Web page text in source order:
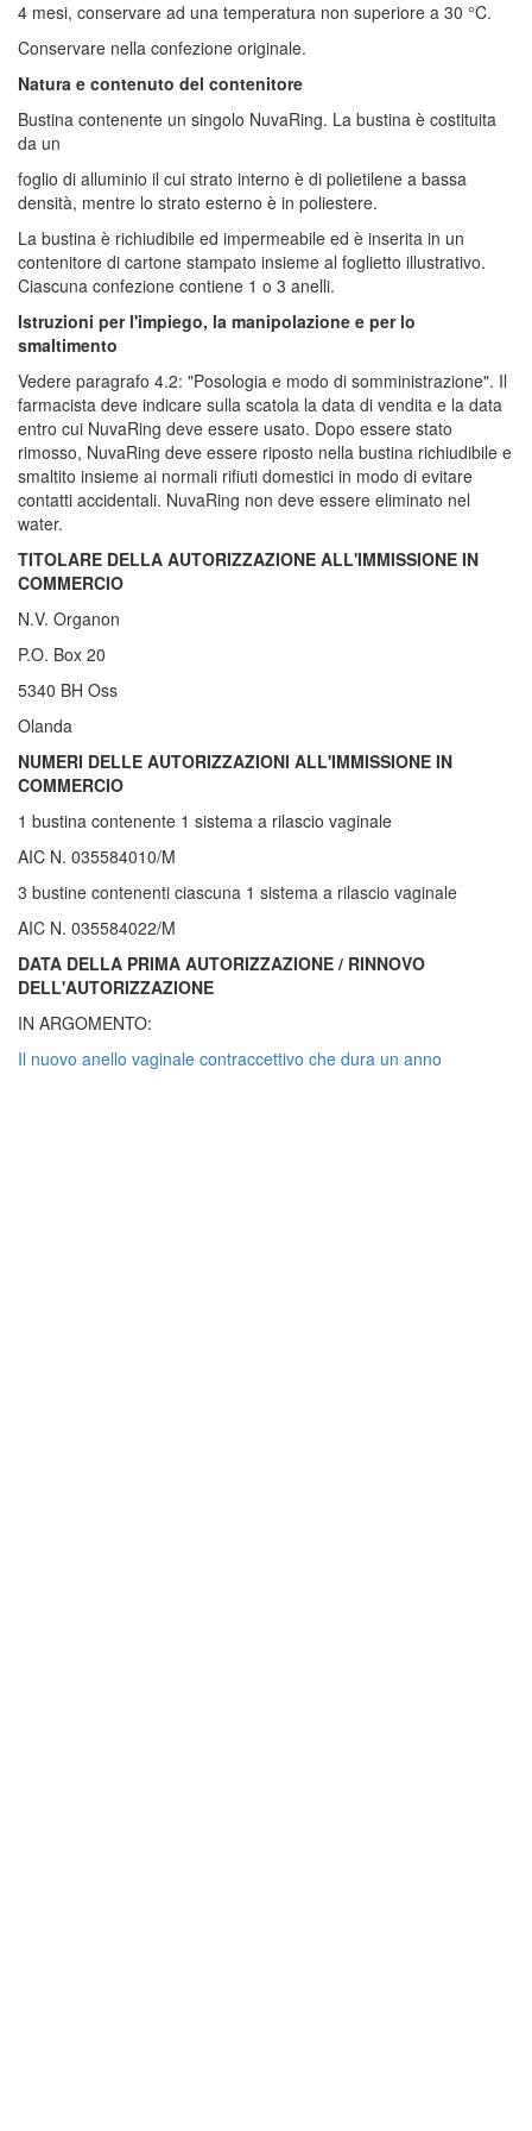
4 mesi, conservare ad una temperatura non superiore a 30 °C.
Conservare nella confezione originale.
Natura e contenuto del contenitore
Bustina contenente un singolo NuvaRing. La bustina è costituita
da un
foglio di alluminio il cui strato interno è di polietilene a bassa
densità, mentre lo strato esterno è in poliestere.
La bustina è richiudibile ed impermeabile ed è inserita in un
contenitore di cartone stampato insieme al foglietto illustrativo.
Ciascuna confezione contiene 1 o 3 anelli.
Istruzioni per l'impiego, la manipolazione e per lo
smaltimento
Vedere paragrafo 4.2: "Posologia e modo di somministrazione". Il
farmacista deve indicare sulla scatola la data di vendita e la data
entro cui NuvaRing deve essere usato. Dopo essere stato
rimosso, NuvaRing deve essere riposto nella bustina richiudibile e
smaltito insieme ai normali rifiuti domestici in modo di evitare
contatti accidentali. NuvaRing non deve essere eliminato nel
water.
TITOLARE DELLA AUTORIZZAZIONE ALL'IMMISSIONE IN
COMMERCIO
N.V. Organon
P.O. Box 20
5340 BH Oss
Olanda
NUMERI DELLE AUTORIZZAZIONI ALL'IMMISSIONE IN
COMMERCIO
1 bustina contenente 1 sistema a rilascio vaginale
AIC N. 035584010/M
3 bustine contenenti ciascuna 1 sistema a rilascio vaginale
AIC N. 035584022/M
DATA DELLA PRIMA AUTORIZZAZIONE / RINNOVO
DELL'AUTORIZZAZIONE
IN ARGOMENTO:
Il nuovo anello vaginale contraccettivo che dura un anno